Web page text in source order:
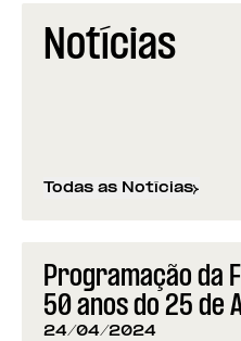
Notícias
Todas as Notícias
Programação da
50 anos do 25 de
24/04/2024